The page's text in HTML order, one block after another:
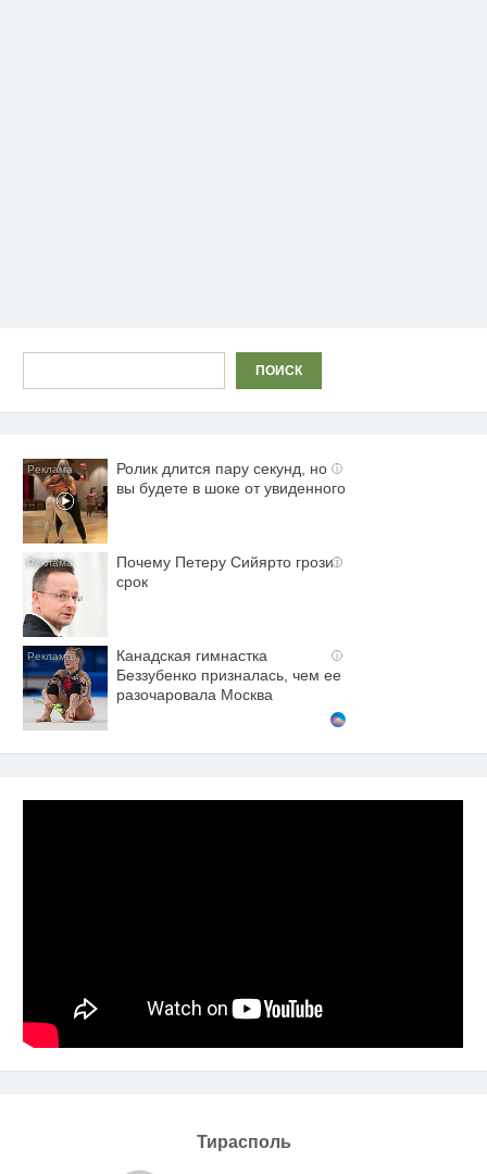
ПОИСК
i
Ролик длится пару секунд, но
вы будете в шоке от увиденного
i
Почему Петеру Сийярто грозит
срок
i
Канадская гимнастка
Беззубенко призналась, чем ее
разочаровала Москва
Тирасполь